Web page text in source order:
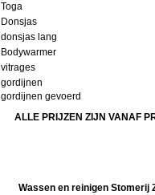
Toga
Donsjas
donsjas lang
Bodywarmer
vitrages
gordijnen
gordijnen
ALLE PRIJZEN ZIJN VANAF
Wassen en reinigen Stomerij